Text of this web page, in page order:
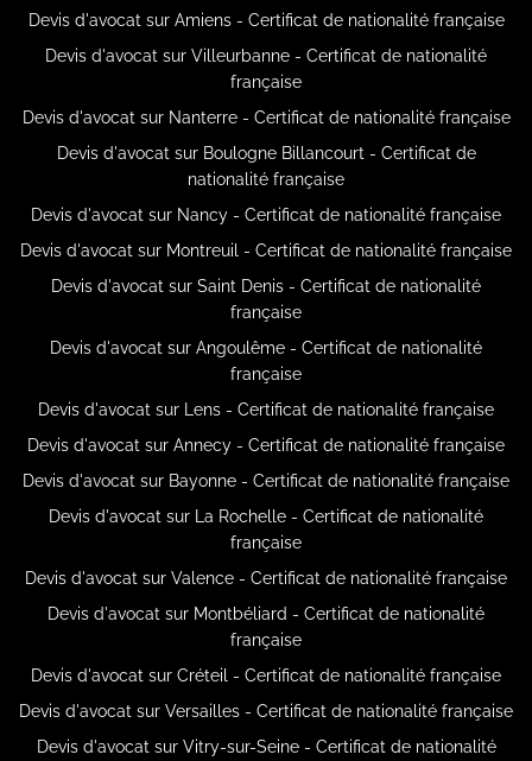
Devis d'avocat sur Amiens - Certificat de nationalité française
Devis d'avocat sur Villeurbanne - Certificat de nationalité
française
Devis d'avocat sur Nanterre - Certificat de nationalité française
Devis d'avocat sur Boulogne Billancourt - Certificat de
nationalité française
Devis d'avocat sur Nancy - Certificat de nationalité française
Devis d'avocat sur Montreuil - Certificat de nationalité française
Devis d'avocat sur Saint Denis - Certificat de nationalité
française
Devis d'avocat sur Angoulême - Certificat de nationalité
française
Devis d'avocat sur Lens - Certificat de nationalité française
Devis d'avocat sur Annecy - Certificat de nationalité française
Devis d'avocat sur Bayonne - Certificat de nationalité française
Devis d'avocat sur La Rochelle - Certificat de nationalité
française
Devis d'avocat sur Valence - Certificat de nationalité française
Devis d'avocat sur Montbéliard - Certificat de nationalité
française
Devis d'avocat sur Créteil - Certificat de nationalité française
Devis d'avocat sur Versailles - Certificat de nationalité française
Devis d'avocat sur Vitry-sur-Seine - Certificat de nationalité